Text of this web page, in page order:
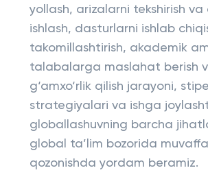
yollash, arizalarni tekshirish
ishlash, dasturlarni ishlab
takomillashtirish, akademik
talabalarga maslahat berish
g‘amxo‘rlik qilish jarayoni,
strategiyalari va ishga
globallashuvning barcha
global ta’lim bozorida
qozonishda yordam beramiz.